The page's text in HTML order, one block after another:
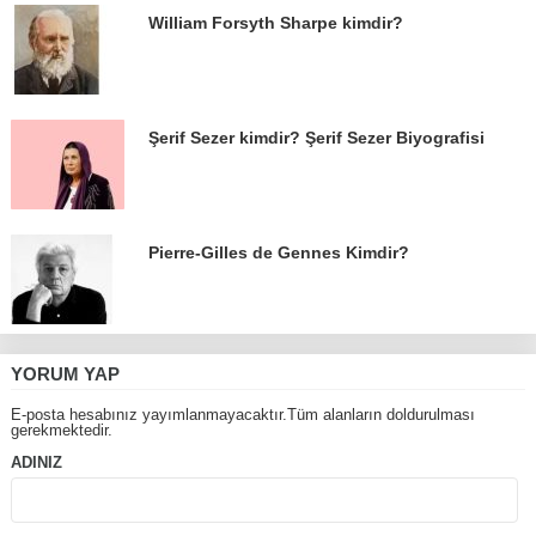
William Forsyth Sharpe kimdir?
Şerif Sezer kimdir? Şerif Sezer Biyografisi
Pierre-Gilles de Gennes Kimdir?
YORUM YAP
E-posta hesabınız yayımlanmayacaktır.Tüm alanların doldurulması
gerekmektedir.
ADINIZ